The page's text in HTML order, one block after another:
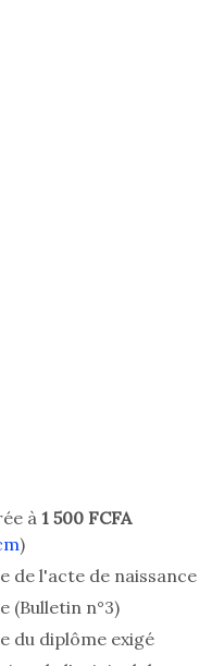
à 1 500 FCFA
)
de l'acte de naissance
(Bulletin n°3)
du diplôme exigé